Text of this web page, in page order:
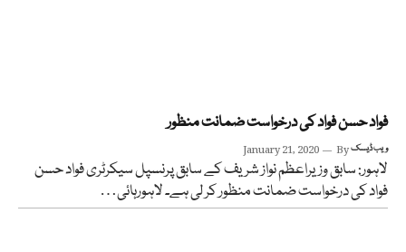
فواد حسن فواد کی درخواست ضمانت منظور
January 21, 2020 Byویب ڈیسک
لاہور: سابق وزیراعظم نواز شریف کے سابق پرنسپل سیکرٹری فواد حسن
فواد کی درخواست ضمانت منظور کر لی ہے۔ لاہورہائی…